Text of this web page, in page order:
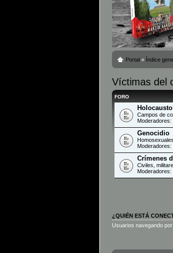
Portal » Índice
Víctimas del
FORO
Holocausto
Campos de
Moderadores:
Genocidio
Moderadores:
Crímenes
Civiles,
Moderadores:
¿QUIÉN ESTÁ
Usuarios navegando